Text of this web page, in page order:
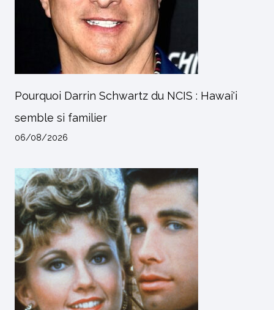
Pourquoi Darrin Schwartz du NCIS : Hawai'i
semble si familier
06/08/2026